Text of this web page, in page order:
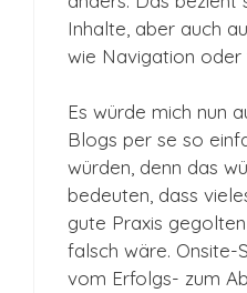
Inhalte, aber auch
wie Navigation oder
Es würde mich nun
Blogs per se so
würden, denn das
bedeuten, dass
gute Praxis
falsch wäre. Onsite-
vom Erfolgs- zum